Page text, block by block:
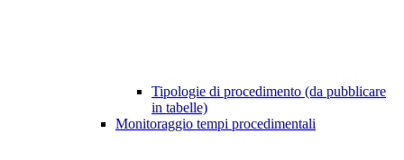
Tipologie di procedimento (da pubblicare
in tabelle)
Monitoraggio tempi procedimentali